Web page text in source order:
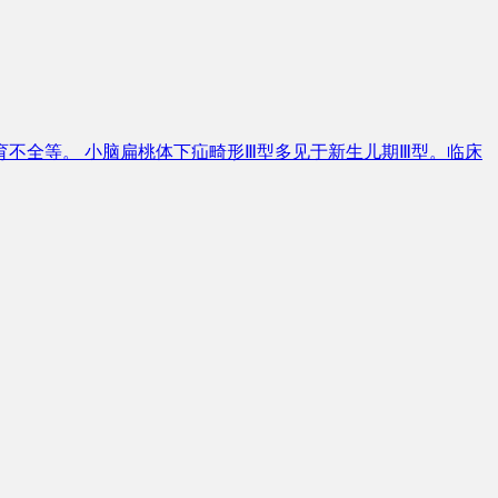
全等。 小脑扁桃体下疝畸形Ⅲ型多见于新生儿期Ⅲ型。临床